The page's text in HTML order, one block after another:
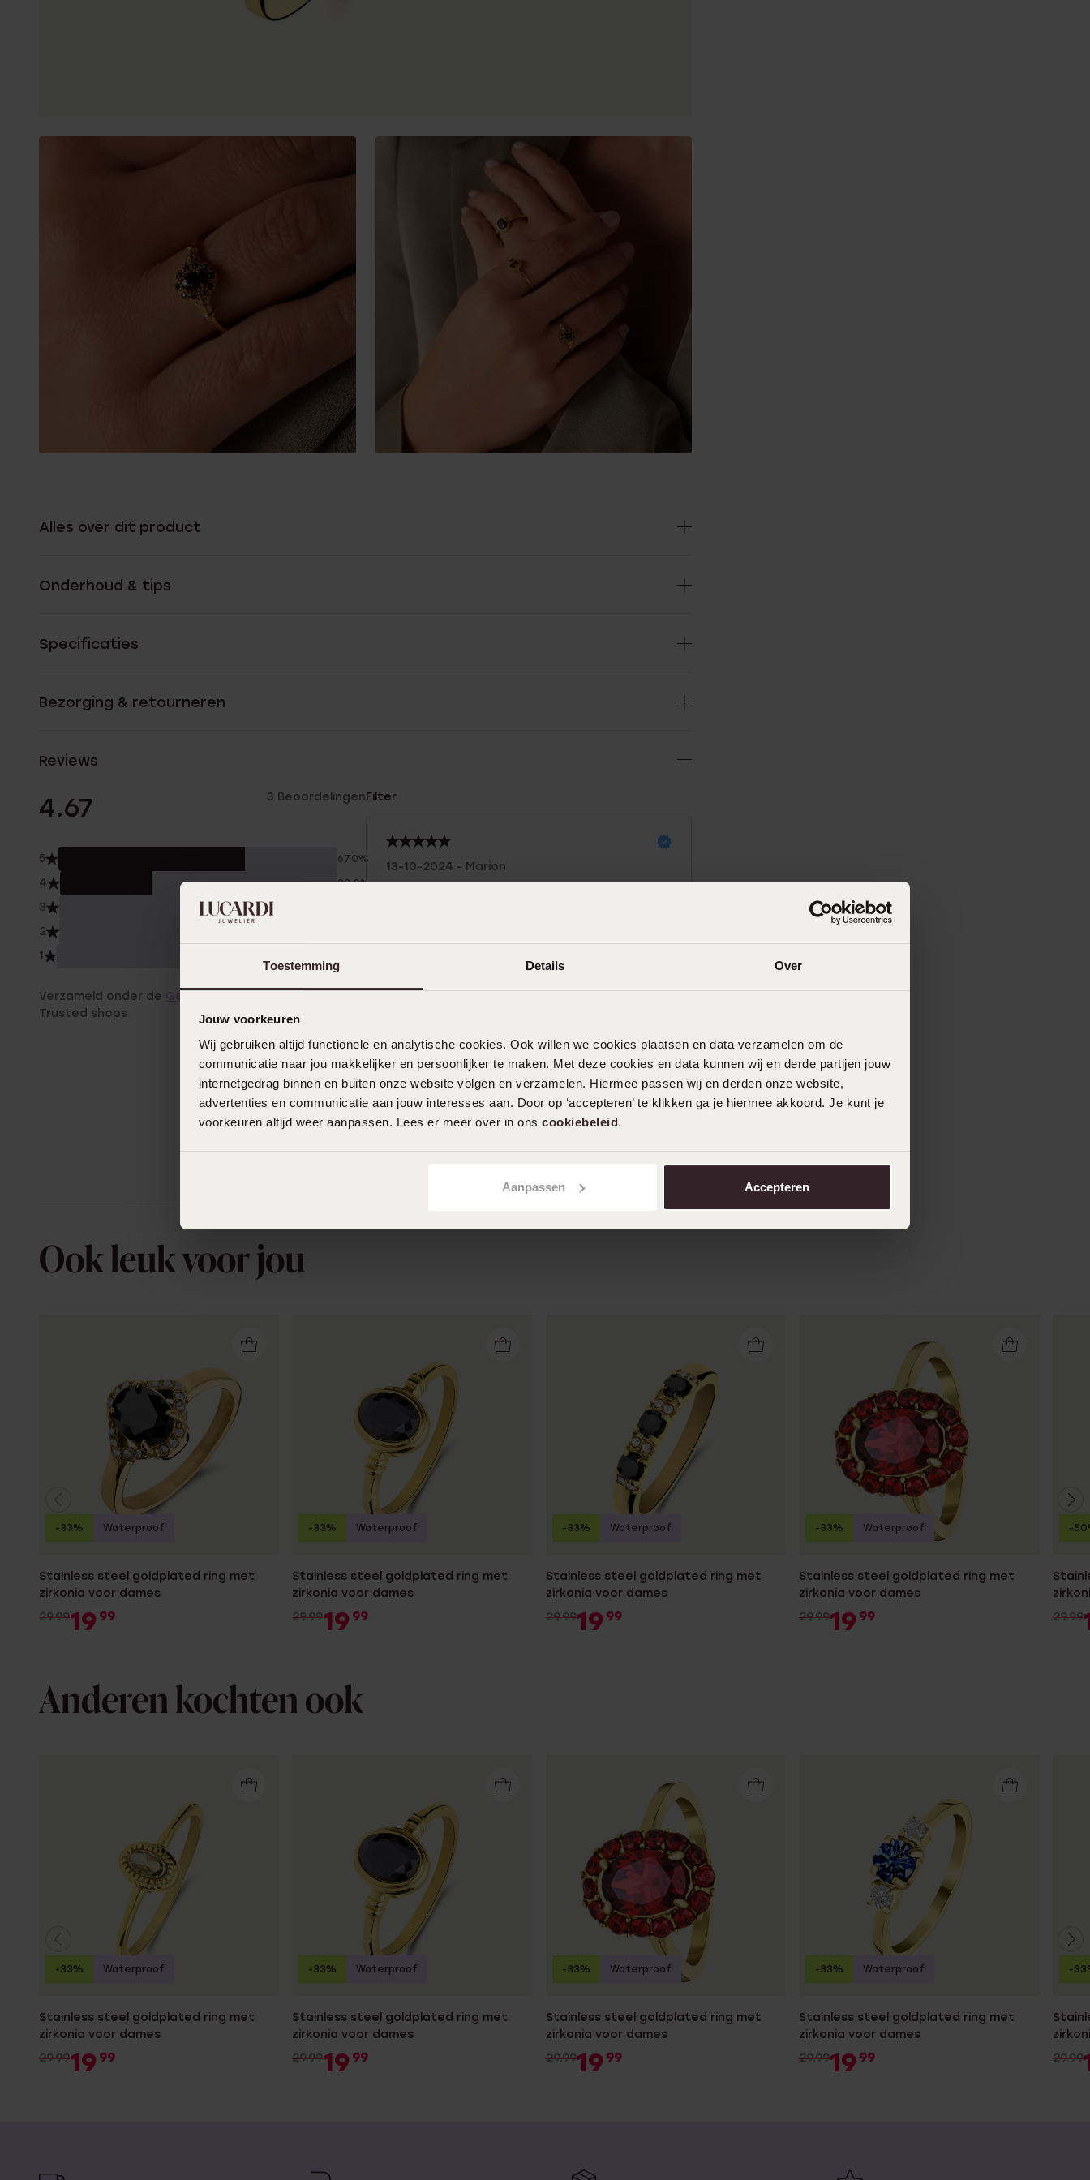
Toestemming Details Over
Jouw voorkeuren
Wij gebruiken altijd functionele en analytische cookies. Ook willen we cookies plaatsen en data verzamelen om de
communicatie naar jou makkelijker en persoonlijker te maken. Met deze cookies en data kunnen wij en derde partijen jouw
internetgedrag binnen en buiten onze website volgen en verzamelen. Hiermee passen wij en derden onze website,
advertenties en communicatie aan jouw interesses aan. Door op ‘accepteren’ te klikken ga je hiermee akkoord. Je kunt je
voorkeuren altijd weer aanpassen. Lees er meer over in ons cookiebeleid.
Aanpassen Accepteren
Alles over dit product
Onderhoud & tips
Specificaties
Bezorging & retourneren
Reviews
4.67 3 Beoordelingen
5 67.0%
4 33.0%
3
2
1
Verzameld onder de
Trusted shops
Filter
13-10-2024 - Marion
13-05-2024 - Nadia S.
als op de foto!
25-03-2024 - Arjenne H.
Ook leuk voor jou
Stainless steel goldplated ring met
zirkonia voor dames
29.9919 99
-33% Waterproof
Stainless steel goldplated ring met
zirkonia voor dames
29.9919 99
-33% Waterproof
Stainless steel goldplated ring met
zirkonia voor dames
29.9919 99
-33% Waterproof
Stainless steel goldplated ring met
zirkonia voor dames
29.9919 99
-33% Waterproof
29.99
-
Anderen kochten ook
Stainless steel goldplated ring met
zirkonia voor dames
29.9919 99
-33% Waterproof
Stainless steel goldplated ring met
zirkonia voor dames
29.9919 99
-33% Waterproof
Stainless steel goldplated ring met
zirkonia voor dames
29.9919 99
-33% Waterproof
Stainless steel goldplated ring met
zirkonia voor dames
29.9919 99
-33% Waterproof
29.99
-